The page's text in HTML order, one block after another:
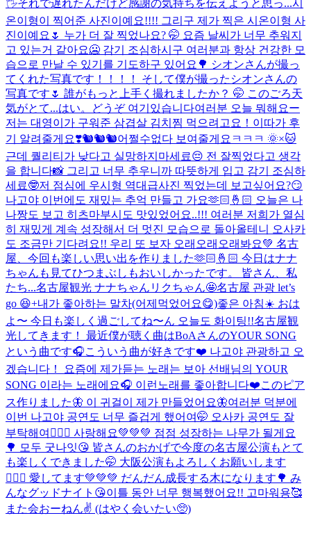
🖐️それで遅れたんだけど感謝の気持ちを伝えようと思っ...시
온이형이 찍어준 사진이예요!!!! 그리구 제가 찍은 시온이형 사
진이예요🌷 누가 더 잘 찍었나요? 🤭 요즘 날씨가 너무 추워지
고 있는거 같아요🥶 감기 조심하시구 여러분과 항상 건강한 모
습으로 만날 수 있기를 기도하구 있어요🌳 シオンさんが撮っ
てくれた写真です！！！！ そして僕が撮ったシオンさんの
写真です🌷 誰がもっと上手く撮れましたか？ 🤭 このごろ天
気がとて...はい。どうぞ 여기있습니다여러분 오늘 뭐해요ー
저는 대영이가 구워준 삼겹살 김치찜 먹으려고요！이따가 후
기 알려줄게요❣️🐿️🐿️🐿️어쩔수없다 보여줄게요ㅋㅋㅋ 🌞×🐱
근데 퀄리티가 낮다고 실망하지마세료😔 전 잘찍었다고 생각
을 합니다📸 그리고 너무 추우니까 따뜻하게 입고 감기 조심하
세료🤓저 점심에 우시형 역대급사진 찍었는데 보고싶어요?😏
나고야 이번에도 재밌는 추억 만들고 가요🫶🏻🤞🏻 오늘은 나
나짱도 보고 히츠마부시도 맛있었어요..!!! 여러분 저희가 열심
히 재밌게 계속 성장해서 더 멋진 모습으로 돌아올테니 오사카
도 조금만 기다려요!! 우리 또 보자 오래오래오래봐요💚 名古
屋、今回も楽しい思い出を作りました🫶🏻🤞🏻 今日はナナ
ちゃんも見てひつまぶしもおいしかったです。 皆さん、私
たち...名古屋観光 ナナちゃんリクちゃん🤩名古屋 관광 let’s
go 😆+내가 좋아하는 말차(어제먹었어요😋)좋은 아침☀️ おは
よ〜 今日も楽しく過ごしてね〜ん 오늘도 화이팅!!名古屋観
光してきます！ 最近僕が聴く曲はBoAさんのYOUR SONG
という曲です🎧こういう曲が好きです❤️ 나고야 관광하고 오
겠습니다！ 요즘에 제가듣는 노래는 보아 선배님의 YOUR
SONG 이라는 노래에요🎧 이런노래를 좋아합니다❤️このピア
ス作りました🦋 이 귀걸이 제가 만들었어요🦋여러분 덕분에
이번 나고야 공연도 너무 즐겁게 했어여🤭 오사카 공연도 잘
부탁해여🙇🏻‍♂️ 사랑해요💚💚💚 점점 성장하는 나무가 될게요
🌳 모두 굿나잇😘 皆さんのおかげで今度の名古屋公演もとて
も楽しくできました🤭 大阪公演もよろしくお願いします
🙇🏻‍♂️ 愛してます💚💚💚 だんだん成長する木になります🌳 み
んなグッドナイト😘이틀 동안 너무 행복했어요!! 고마워용🥰
また会おーねん✌️ (はやく会いたい🥺)